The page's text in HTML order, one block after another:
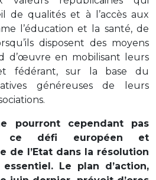
de qualités et à l’accès aux
l’éducation et la santé, de
disposent des moyens
d’œuvre en mobilisant leurs
fédérant, sur la base du
généreuses de leurs
pourront cependant pas
ce défi européen et
de l’Etat dans la résolution
Le plan d’action,